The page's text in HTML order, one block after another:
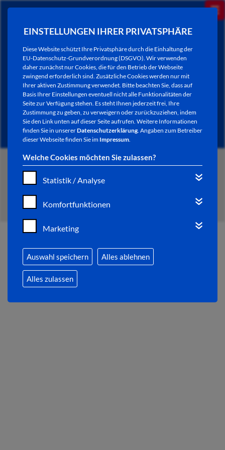
EINSTELLUNGEN IHRER PRIVATSPHÄRE
Diese Website schützt Ihre Privatsphäre durch die Einhaltung der
EU-Datenschutz-Grundverordnung (DSGVO). Wir verwenden
daher zunächst nur Cookies, die für den Betrieb der Webseite
zwingend erforderlich sind. Zusätzliche Cookies werden nur mit
Ihrer aktiven Zustimmung verwendet. Bitte beachten Sie, dass auf
Basis Ihrer Einstellungen eventuell nicht alle Funktionalitäten der
Seite zur Verfügung stehen. Es steht Ihnen jederzeit frei, Ihre
Zustimmung zu geben, zu verweigern oder zurückzuziehen, indem
Sie den Link unten auf dieser Seite aufrufen. Weitere Informationen
finden Sie in unsererDatenschutzerklärung. Angaben zum Betreiber
dieser Webseite finden Sie im Impressum.
Welche Cookies möchten Sie zulassen?
Statistik / Analyse
Komfortfunktionen
Marketing
Auswahl speichern Alles ablehnen
Alles zulassen
START